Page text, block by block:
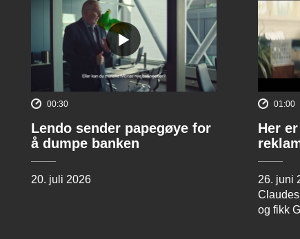
00:30
Lendo sender papegøye for
å dumpe banken
20. juli 2026
01:00
Her
26. juni
og fikk